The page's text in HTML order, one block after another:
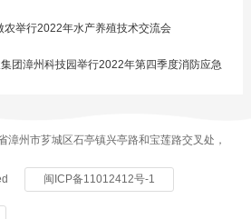
农举行2022年水产养殖技术交流会
集团漳州科技园举行2022年第四季度消防应急
州市芗城区石亭镇兴亭路和宝莲路交叉处，
闽ICP备11012412号-1